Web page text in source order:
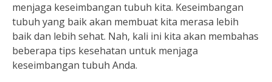
menjaga keseimbangan tubuh kita. Keseimbangan
tubuh yang baik akan membuat kita merasa lebih
baik dan lebih sehat. Nah, kali ini kita akan membahas
beberapa tips kesehatan untuk menjaga
keseimbangan tubuh Anda.